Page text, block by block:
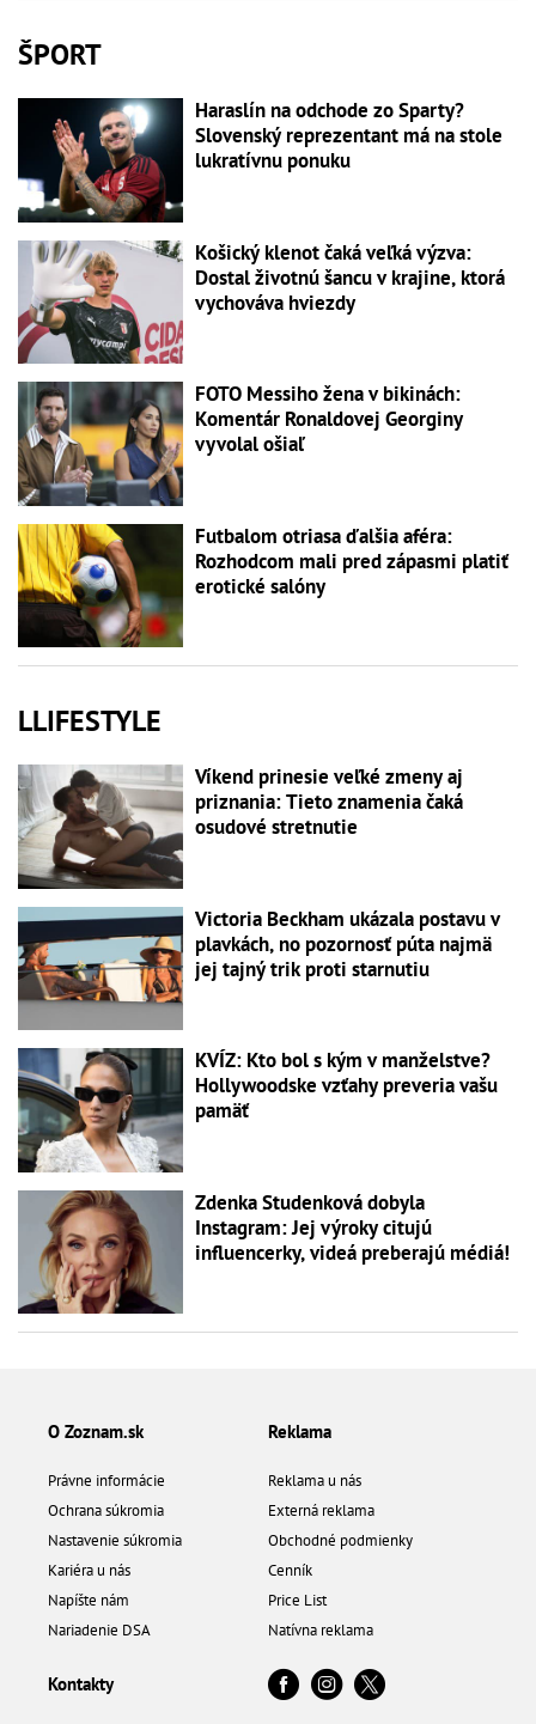
ŠPORT
Haraslín na odchode zo Sparty?
Slovenský reprezentant má na stole
lukratívnu ponuku
Košický klenot čaká veľká výzva:
Dostal životnú šancu v krajine, ktorá
vychováva hviezdy
FOTO Messiho žena v bikinách:
Komentár Ronaldovej Georginy
vyvolal ošiaľ
Futbalom otriasa ďalšia aféra:
Rozhodcom mali pred zápasmi platiť
erotické salóny
LLIFESTYLE
Víkend prinesie veľké zmeny aj
priznania: Tieto znamenia čaká
osudové stretnutie
Victoria Beckham ukázala postavu v
plavkách, no pozornosť púta najmä
jej tajný trik proti starnutiu
KVÍZ: Kto bol s kým v manželstve?
Hollywoodske vzťahy preveria vašu
pamäť
Zdenka Studenková dobyla
Instagram: Jej výroky citujú
influencerky, videá preberajú médiá!
O Zoznam.sk
Právne informácie
Ochrana súkromia
Nastavenie súkromia
Kariéra u nás
Napíšte nám
Nariadenie DSA
Reklama
Reklama u nás
Externá reklama
Obchodné podmienky
Cenník
Price List
Natívna reklama
Kontakty